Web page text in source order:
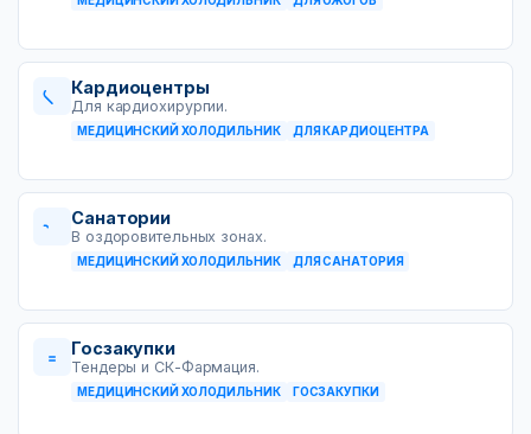
Кардиоцентры
Для кардиохирургии.
МЕДИЦИНСКИЙ ХОЛОДИЛЬНИК ДЛЯ КАРДИОЦЕНТРА
Санатории
В оздоровительных зонах.
МЕДИЦИНСКИЙ ХОЛОДИЛЬНИК ДЛЯ САНАТОРИЯ
Госзакупки
Тендеры и СК-Фармация.
МЕДИЦИНСКИЙ ХОЛОДИЛЬНИК ГОСЗАКУПКИ